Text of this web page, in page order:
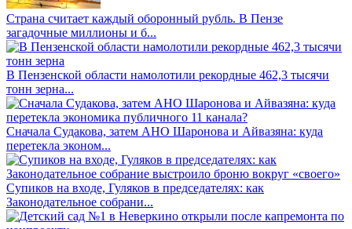
Страна считает каждый оборонный рубль. В Пензе
загадочные миллионы и б...
В Пензенской области намолотили рекордные 462,3 тысячи
тонн зерна...
Сначала Судакова, затем АНО Шаронова и Айвазяна: куда
перетекла эконом...
Супиков на входе, Гуляков в председателях: как
Законодательное собрани...